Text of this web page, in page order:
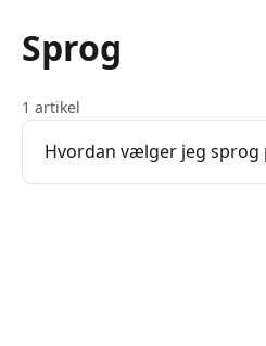
Sprog
1 artikel
Hvordan vælger jeg sprog